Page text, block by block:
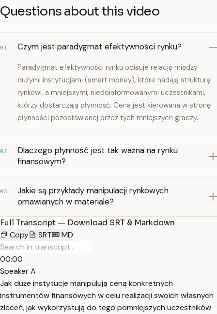
Questions about this video
01 Czym jest paradygmat efektywności rynku?
Paradygmat efektywności rynku opisuje relację między
dużymi instytucjami (smart money), które nadają strukturę
rynkowi, a mniejszymi, niedoinformowanymi uczestnikami,
którzy dostarczają płynność. Cena jest kierowana w stronę
płynności pozostawianej przez tych mniejszych graczy.
02
Dlaczego płynność jest tak ważna na rynku
finansowym?
03
Jakie są przykłady manipulacji rynkowych
omawianych w materiale?
Full Transcript — Download SRT & Markdown
Copy
SRT MD
00:00
Speaker A
Jak duże instytucje manipulują ceną konkretnych
instrumentów finansowych w celu realizacji swoich własnych
zleceń, jak wykorzystują do tego pomniejszych uczestników